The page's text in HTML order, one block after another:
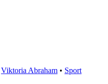
Viktoria Abraham • Sport